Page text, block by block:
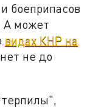
боеприпасов
А может
видах КНР на
не до